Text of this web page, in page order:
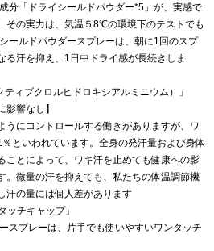
分「ドライシールドパウダー*5」が、実感で
その実力は、気温５8℃の環境下のテストでも
ールドパウダースプレーは、朝に1回のスプ
る汗を抑え、1日中ドライ感が長続きしま
ィブクロルヒドロキシアルミニウム）」
影響なし】
うにコントロールする働きがありますが、ワ
といわれています。全身の発汗量および身体
ことによって、ワキ汗を止めても健康への影
。微量の汗を抑えても、私たちの体温調節機
の量には個人差があります
ッチキャップ」
スプレーは、片手でも使いやすいワンタッチ